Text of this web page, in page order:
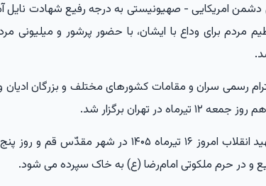
امریکایی - صهیونیستی به درجه رفیع شهادت نایل
مردم برای وداع با ایشان، با حضور پرشور و میلیونی
رسمی سران و مقامات کشورهای مختلف و بزرگان
در تهران برگزار شد.
در حرم ملکوتی امام‌رضا (ع) به خاک سپرده می شود.